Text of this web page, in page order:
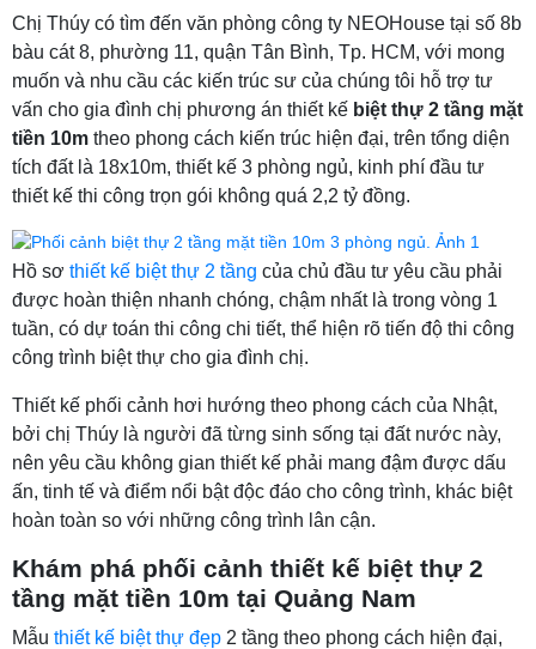
Chị Thúy có tìm đến văn phòng công ty NEOHouse tại số 8b
bàu cát 8, phường 11, quận Tân Bình, Tp. HCM, với mong
muốn và nhu cầu các kiến trúc sư của chúng tôi hỗ trợ tư
vấn cho gia đình chị phương án thiết kế biệt thự 2 tầng mặt
tiền 10m theo phong cách kiến trúc hiện đại, trên tổng diện
tích đất là 18x10m, thiết kế 3 phòng ngủ, kinh phí đầu tư
thiết kế thi công trọn gói không quá 2,2 tỷ đồng.
Hồ sơ thiết kế biệt thự 2 tầng của chủ đầu tư yêu cầu phải
được hoàn thiện nhanh chóng, chậm nhất là trong vòng 1
tuần, có dự toán thi công chi tiết, thể hiện rõ tiến độ thi công
công trình biệt thự cho gia đình chị.
Thiết kế phối cảnh hơi hướng theo phong cách của Nhật,
bởi chị Thúy là người đã từng sinh sống tại đất nước này,
nên yêu cầu không gian thiết kế phải mang đậm được dấu
ấn, tinh tế và điểm nổi bật độc đáo cho công trình, khác biệt
hoàn toàn so với những công trình lân cận.
Khám phá phối cảnh thiết kế biệt thự 2
tầng mặt tiền 10m tại Quảng Nam
Mẫu thiết kế biệt thự đẹp 2 tầng theo phong cách hiện đại,